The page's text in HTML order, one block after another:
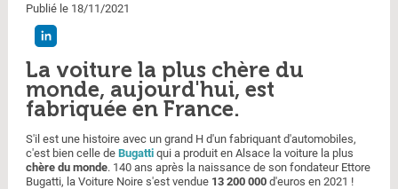
Publié le 18/11/2021
La voiture la plus chère du
monde, aujourd'hui, est
fabriquée en France.
S'il est une histoire avec un grand H d'un fabriquant d'automobiles,
c'est bien celle de Bugattiqui a produit en Alsace la voiture la plus
chère du monde. 140 ans après la naissance de son fondateur Ettore
Bugatti, la Voiture Noire s'est vendue 13 200 000d'euros en 2021 !